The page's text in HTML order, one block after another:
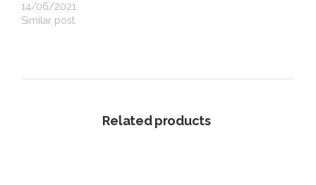
14/06/2021
Similar post
Related products